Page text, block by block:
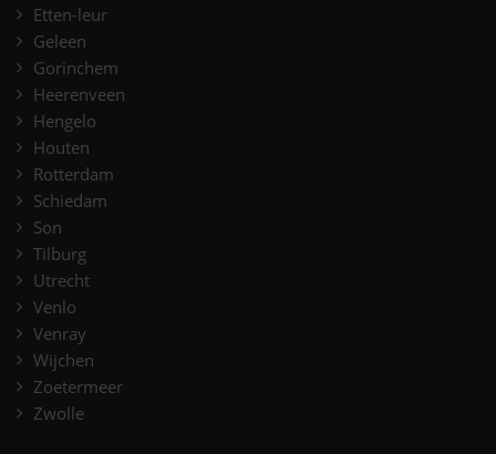
Etten-leur
Geleen
Gorinchem
Heerenveen
Hengelo
Houten
Rotterdam
Schiedam
Son
Tilburg
Utrecht
Venlo
Venray
Wijchen
Zoetermeer
Zwolle